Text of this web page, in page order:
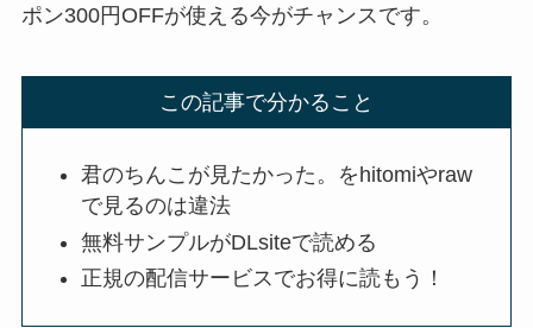
ポン300円OFFが使える今がチャンスです。
この記事で分かること
君のちんこが見たかった。をhitomiやraw
で見るのは違法
無料サンプルがDLsiteで読める
正規の配信サービスでお得に読もう！